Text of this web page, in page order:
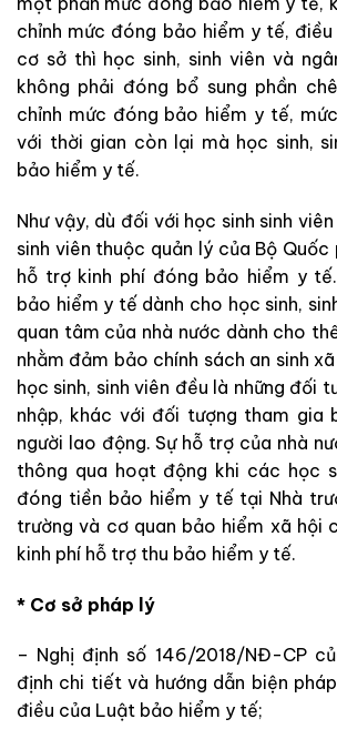
chỉnh mức đóng bảo hiểm y tế, điều
cơ sở thì học sinh, sinh viên và
không phải đóng bổ sung phần
chỉnh mức đóng bảo hiểm y tế,
với thời gian còn lại mà học sinh,
bảo hiểm y tế.
Như vậy, dù đối với học sinh sinh
sinh viên thuộc quản lý của Bộ
hỗ trợ kinh phí đóng bảo hiểm y
bảo hiểm y tế dành cho học sinh,
quan tâm của nhà nước dành cho
nhằm đảm bảo chính sách an sinh
học sinh, sinh viên đều là những đối
nhập, khác với đối tượng tham gia
người lao động. Sự hỗ trợ của nhà
thông qua hoạt động khi các học
đóng tiền bảo hiểm y tế tại Nhà
trường và cơ quan bảo hiểm xã hội
kinh phí hỗ trợ thu bảo hiểm y tế.
* Cơ sở pháp lý
– Nghị định số 146/2018/NĐ-CP
định chi tiết và hướng dẫn biện
điều của Luật bảo hiểm y tế;